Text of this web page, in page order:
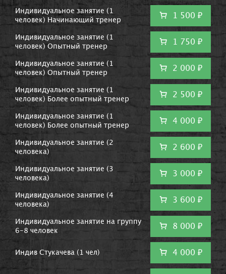
Индивидуальное занятие (1
человек) Начинающий тренер
1 500 ₽
Индивидуальное занятие (1
человек) Опытный тренер
1 750 ₽
Индивидуальное занятие (1
человек) Опытный тренер
2 000 ₽
Индивидуальное занятие (1
человек) Более опытный тренер
2 500 ₽
Индивидуальное занятие (1
человек) Более опытный тренер
4 000 ₽
Индивидуальное занятие (2
человека)
2 600 ₽
Индивидуальное занятие (3
человека)
3 000 ₽
Индивидуальное занятие (4
человека)
3 600 ₽
Индивидуальное занятие на группу
6-8 человек
8 000 ₽
Индив Стукачева (1 чел) 4 000 ₽